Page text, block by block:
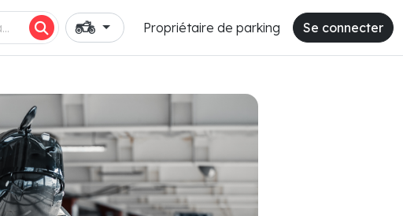
Propriétaire de parking Se connecter